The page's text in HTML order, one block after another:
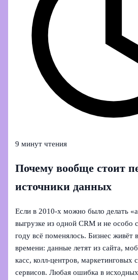
9 минут чтения
Почему вообще стоит
источники данных
Если в 2010‑х можно было делать
выгрузке из одной CRM и не особо
году всё поменялось. Бизнес живёт
времени: данные летят из сайта,
касс, колл‑центров, маркетинговых
сервисов. Любая ошибка в